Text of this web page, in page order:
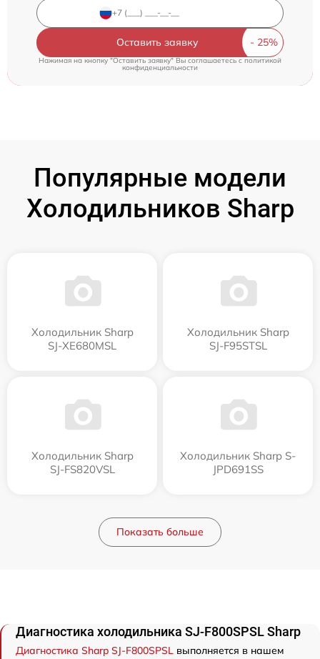
Оставить заявку
Нажимая на кнопку "Оставить заявку" Вы соглашаетесь cполитикой
конфиденциальности
Популярные модели
Холодильников Sharp
Холодильник Sharp
SJ-XE680MSL
Холодильник Sharp
SJ-F95STSL
Холодильник Sharp
SJ-FS820VSL
Холодильник Sharp S-
JPD691SS
Показать больше
Диагностика холодильника SJ-F800SPSL Sharp
Диагностика Sharp SJ-F800SPSL выполняется в нашем